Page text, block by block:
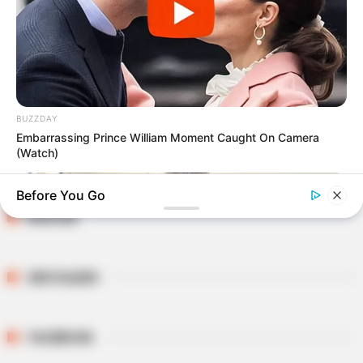
E-mail*
Mensagem
BUSCAR
FACEBOOK
BUZZDAY
Embarrassing Prince William Moment Caught On Camera
(Watch)
Before You Go